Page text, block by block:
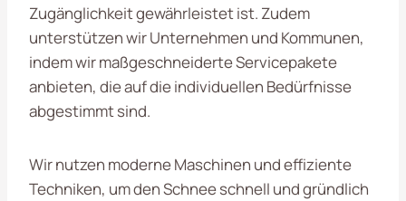
Zugänglichkeit gewährleistet ist. Zudem
unterstützen wir Unternehmen und Kommunen,
indem wir maßgeschneiderte Servicepakete
anbieten, die auf die individuellen Bedürfnisse
abgestimmt sind.
Wir nutzen moderne Maschinen und effiziente
Techniken, um den Schnee schnell und gründlich